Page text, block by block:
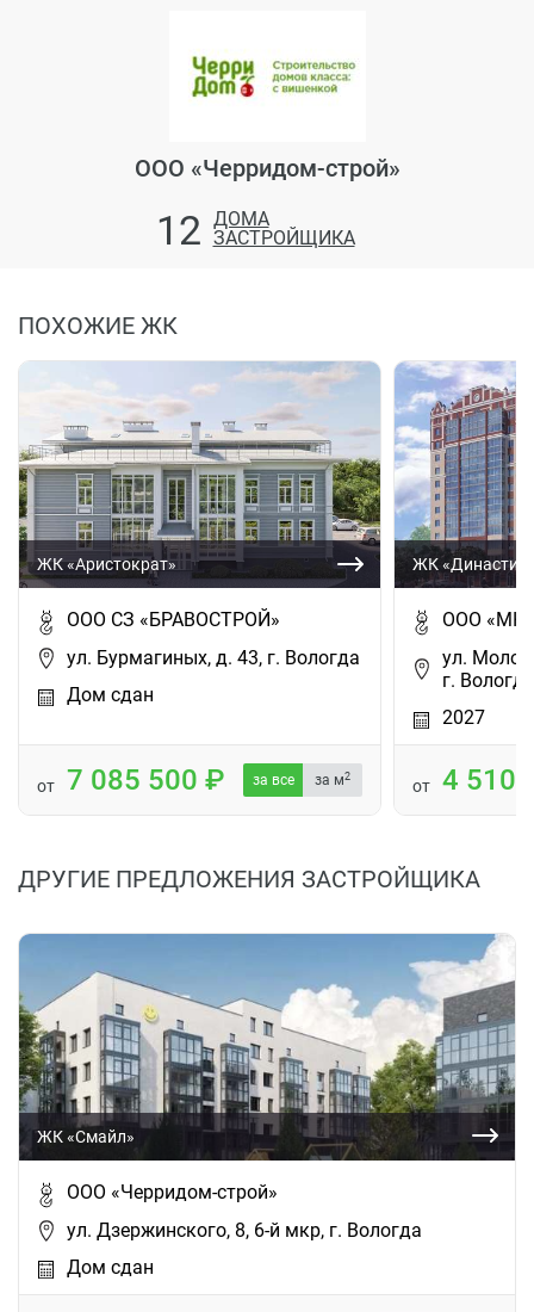
ООО «Черридом-строй»
12 ДОМА
ЗАСТРОЙЩИКА
ПОХОЖИЕ ЖК
ЖК «Аристократ»
ООО СЗ «БРАВОСТРОЙ»
ул. Бурмагиных, д. 43, г. Вологда
Дом сдан
от 7 085 500 за все за м2
ЖК
ООО «МК-
ул.
г. Вологда
2027
от 4 510
ДРУГИЕ ПРЕДЛОЖЕНИЯ ЗАСТРОЙЩИКА
ЖК «Смайл»
ООО «Черридом-строй»
ул. Дзержинского, 8, 6-й мкр, г. Вологда
Дом сдан